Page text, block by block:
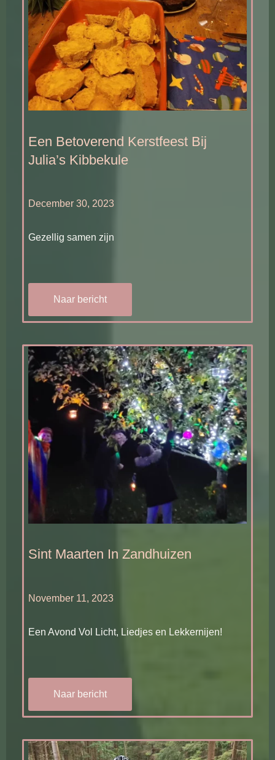
Een Betoverend Kerstfeest Bij
Julia’s Kibbekule
December 30, 2023
Gezellig samen zijn
Naar bericht
Sint Maarten In Zandhuizen
November 11, 2023
Een Avond Vol Licht, Liedjes en Lekkernijen!
Naar bericht